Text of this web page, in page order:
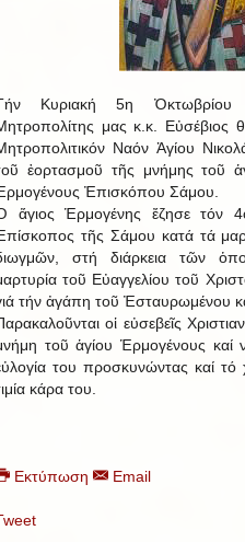
Κυριακή 5η Ὀκτωβρίου
μας κ.κ. Εὐσέβιος
Ναόν Ἁγίου
ἑορτασμοῦ τῆς μνήμης τοῦ
Ἐπισκόπου Σάμου.
ἅγιος Ἑρμογένης ἔζησε τόν
τῆς Σάμου κατά τά
στή διάρκεια τῶν
τοῦ Εὐαγγελίου τοῦ
τήν ἀγάπη τοῦ Ἐσταυρωμένου
οἱ εὐσεβεῖς
τοῦ ἁγίου Ἑρμογένους καί
του προσκυνώντας καί
κάρα του.
Εκτύπωση Email